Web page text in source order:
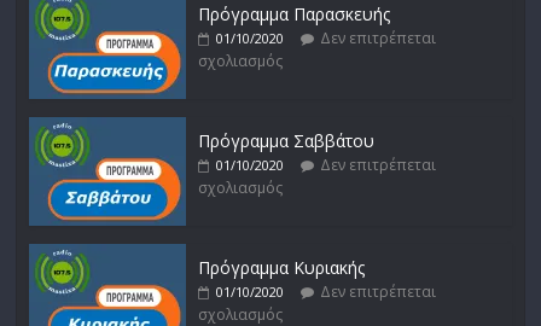
Πρόγραμμα Παρασκευής
01/10/2020
Δεν επιτρέπεται
σχολιασμός
Πρόγραμμα Σαββάτου
01/10/2020
Δεν επιτρέπεται
σχολιασμός
Πρόγραμμα Κυριακής
01/10/2020
Δεν επιτρέπεται
σχολιασμός